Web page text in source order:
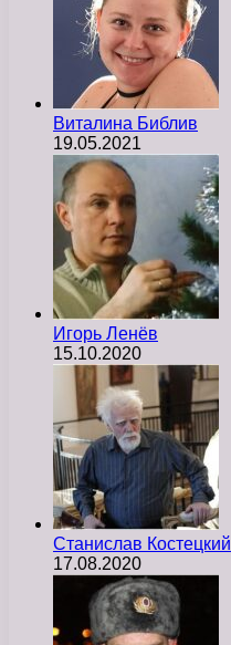
Виталина Библив
19.05.2021
Игорь Ленёв
15.10.2020
Станислав Костецкий
17.08.2020